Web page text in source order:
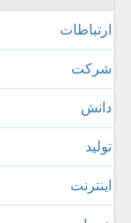
ارتباطات
شركت
دانش
تولید
اینترنت